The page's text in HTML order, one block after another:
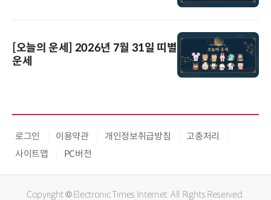
[오늘의 운세] 2026년 7월 31일 띠별
운세
로그인 이용약관 개인정보취급방침
고충처리
사이트맵
PC버전
Copyright © Electronic Times Internet. All Rights Reserved.